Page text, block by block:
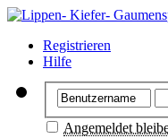
Registrieren
Hilfe
Angemeldet